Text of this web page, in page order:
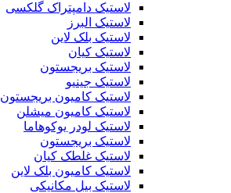
لاستیک دامپتراک گلکسی
لاستیک البرز
لاستیک بلک لاین
لاستیک کیان
لاستیک بریجستون
لاستیک جینیو
لاستیک کامیون بریجستون
لاستیک کامیون میشلن
لاستیک لودر یوکوهاما
لاستیک بریجستون
لاستیک غلطک کیان
لاستیک کامیون بلک لاین
لاستیک بیل مکانیکی